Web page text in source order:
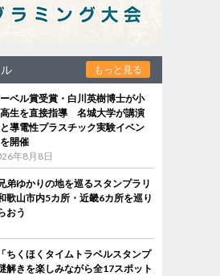
もっと見る
ベル賞受賞・白川英樹博士が小
生を直接指導 名城大学が講演
導電性プラスチック実験イベン
を開催
年8月8日
弟ゆかりの地を巡るスタンプラリ
山市内5カ所・近畿6カ所を巡り
おう
ちくほくタイムトラベルスタンプ
解きを楽しみながら全17スポット